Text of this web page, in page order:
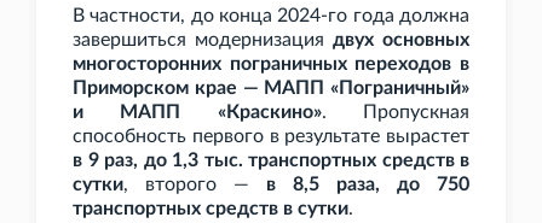
В частности, до конца 2024-го года должна
завершиться модернизация двух основных
многосторонних пограничных переходов в
Приморском крае — МАПП «Пограничный»
и МАПП «Краскино». Пропускная
способность первого в результате вырастет
в 9 раз, до 1,3 тыс. транспортных средств в
сутки, второго — в 8,5
раза, до 750
транспортных средств в сутки.